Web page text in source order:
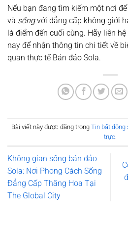
Nếu bạn đang tìm kiếm một nơi để
và sốngvới đẳng cấp không giới
là điểm đến cuối cùng. Hãy liên
nay để nhận thông tin chi tiết về
quan thực tế Bán đảo Sola.
Bài viết này được đăng trong Tin bất động
trực
Không gian sống bán đảo
Sola: Nơi Phong Cách Sống
Đẳng Cấp Thăng Hoa Tại
The Global City